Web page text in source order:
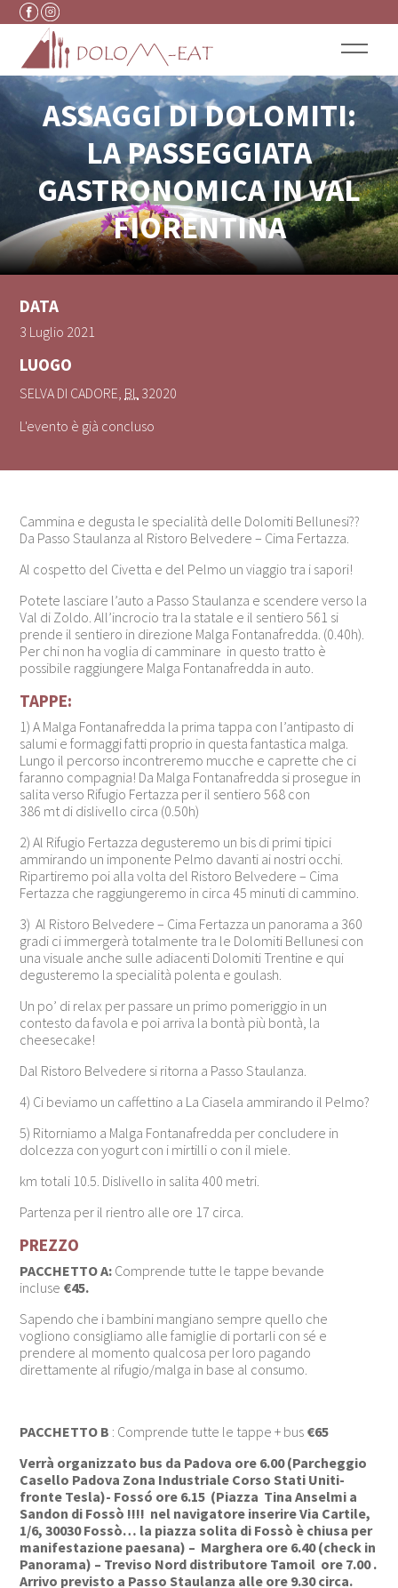
Vai al contenuto
ASSAGGI DI DOLOMITI:
LA PASSEGGIATA
GASTRONOMICA IN VAL
FIORENTINA
DATA
3 Luglio 2021
LUOGO
SELVA DI CADORE BL 32020
L'evento è già concluso
Cammina e degusta le specialità delle Dolomiti Bellunesi??
Da Passo Staulanza al Ristoro Belvedere – Cima Fertazza.
Al cospetto del Civetta e del Pelmo un viaggio tra i sapori!
Potete lasciare l’auto a Passo Staulanza e scendere verso la
Val di Zoldo. All’incrocio tra la statale e il sentiero 561 si
prende il sentiero in direzione Malga Fontanafredda. (0.40h).
Per chi non ha voglia di camminare in questo tratto è
possibile raggiungere Malga Fontanafredda in auto.
TAPPE:
1) A Malga Fontanafredda la prima tappa con l’antipasto di
salumi e formaggi fatti proprio in questa fantastica malga.
Lungo il percorso incontreremo mucche e caprette che ci
faranno compagnia! Da Malga Fontanafredda si prosegue in
salita verso Rifugio Fertazza per il sentiero 568 con
386 mt di dislivello circa (0.50h)
2) Al Rifugio Fertazza degusteremo un bis di primi tipici
ammirando un imponente Pelmo davanti ai nostri occhi.
Ripartiremo poi alla volta del Ristoro Belvedere – Cima
Fertazza che raggiungeremo in circa 45 minuti di cammino.
3) Al Ristoro Belvedere – Cima Fertazza un panorama a 360
gradi ci immergerà totalmente tra le Dolomiti Bellunesi con
una visuale anche sulle adiacenti Dolomiti Trentine e qui
degusteremo la specialità polenta e goulash.
Un po’ di relax per passare un primo pomeriggio in un
contesto da favola e poi arriva la bontà più bontà, la
cheesecake!
Dal Ristoro Belvedere si ritorna a Passo Staulanza.
4) Ci beviamo un caffettino a La Ciasela ammirando il Pelmo?
5) Ritorniamo a Malga Fontanafredda per concludere in
dolcezza con yogurt con i mirtilli o con il miele.
km totali 10.5. Dislivello in salita 400 metri.
Partenza per il rientro alle ore 17 circa.
PREZZO
PACCHETTO A: Comprende tutte le tappe bevande
incluse €45.
Sapendo che i bambini mangiano sempre quello che
vogliono consigliamo alle famiglie di portarli con sé e
prendere al momento qualcosa per loro pagando
direttamente al rifugio/malga in base al consumo.
PACCHETTO B : Comprende tutte le tappe + bus €65
Verrà organizzato bus da Padova ore 6.00 (Parcheggio
Casello Padova Zona Industriale Corso Stati Uniti-
fronte Tesla)- Fossó ore 6.15 (Piazza Tina Anselmi a
Sandon di Fossò !!!! nel navigatore inserire Via Cartile,
1/6, 30030 Fossò… la piazza solita di Fossò è chiusa per
manifestazione paesana) – Marghera ore 6.40 (check in
Panorama) – Treviso Nord distributore Tamoil ore 7.00 .
Arrivo previsto a Passo Staulanza alle ore 9.30 circa.